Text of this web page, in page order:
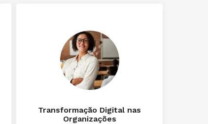
Transformação Digital nas
Organizações